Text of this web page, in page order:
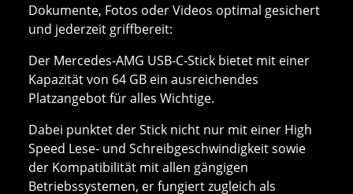
Dokumente, Fotos oder Videos optimal gesichert
und jederzeit griffbereit:
Der Mercedes-AMG USB-C-Stick bietet mit einer
Kapazität von 64 GB ein ausreichendes
Platzangebot für alles Wichtige.
Dabei punktet der Stick nicht nur mit einer High
Speed Lese- und Schreibgeschwindigkeit sowie
der Kompatibilität mit allen gängigen
Betriebssystemen, er fungiert zugleich als